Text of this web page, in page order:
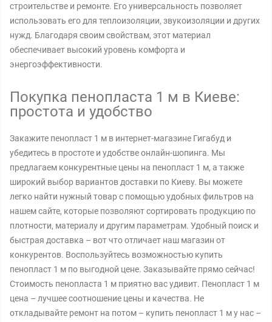
строительстве и ремонте. Его универсальность позволяет
использовать его для теплоизоляции, звукоизоляции и других
нужд. Благодаря своим свойствам, этот материал
обеспечивает высокий уровень комфорта и
энергоэффективности.
Покупка пенопласта 1 м в Киеве:
простота и удобство
Закажите пенопласт 1 м в интернет-магазине Гигабуд и
убедитесь в простоте и удобстве онлайн-шопинга. Мы
предлагаем конкурентные цены на пенопласт 1 м, а также
широкий выбор вариантов доставки по Киеву. Вы можете
легко найти нужный товар с помощью удобных фильтров на
нашем сайте, которые позволяют сортировать продукцию по
плотности, материалу и другим параметрам. Удобный поиск и
быстрая доставка – вот что отличает наш магазин от
конкурентов. Воспользуйтесь возможностью купить
пенопласт 1 м по выгодной цене. Заказывайте прямо сейчас!
Стоимость пенопласта 1 м приятно вас удивит. Пенопласт 1 м
цена – лучшее соотношение цены и качества. Не
откладывайте ремонт на потом – купить пенопласт 1 м у нас –